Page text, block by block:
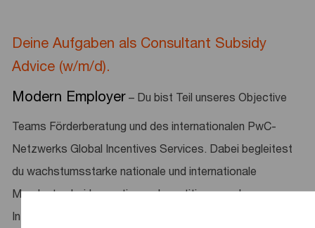
Deine Aufgaben als Consultant Subsidy
Advice (w/m/d).
Modern Employer– Du bist Teil unseres Objective
Teams Förderberatung und des internationalen PwC-
Netzwerks Global Incentives Services. Dabei begleitest
du wachstumsstarke nationale und internationale
Mandanten bei Innovations-, Investitions- und
Infrastrukturprojekten im In- und Ausland.